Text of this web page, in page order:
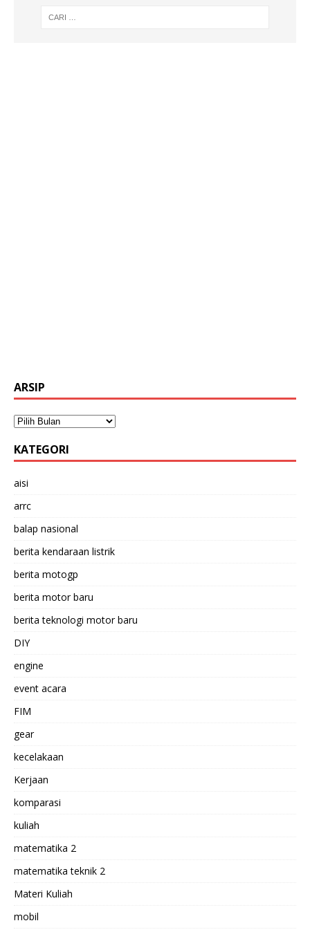
ARSIP
KATEGORI
aisi
arrc
balap nasional
berita kendaraan listrik
berita motogp
berita motor baru
berita teknologi motor baru
DIY
engine
event acara
FIM
gear
kecelakaan
Kerjaan
komparasi
kuliah
matematika 2
matematika teknik 2
Materi Kuliah
mobil